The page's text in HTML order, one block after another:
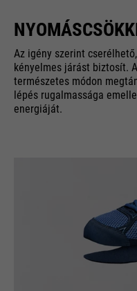
Az igény szerint
kényelmes járást biztosít.
természetes módon
lépés rugalmassága
energiáját.